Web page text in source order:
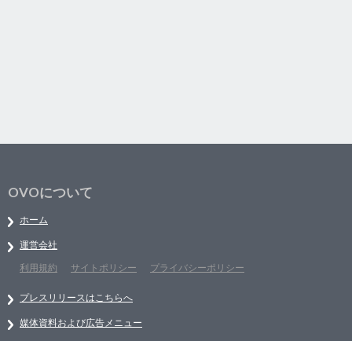
OVOについて
ホーム
運営会社
利用規約
サイトポリシー プライバシーポリシー
プレスリリースはこちらへ
媒体資料および広告メニュー